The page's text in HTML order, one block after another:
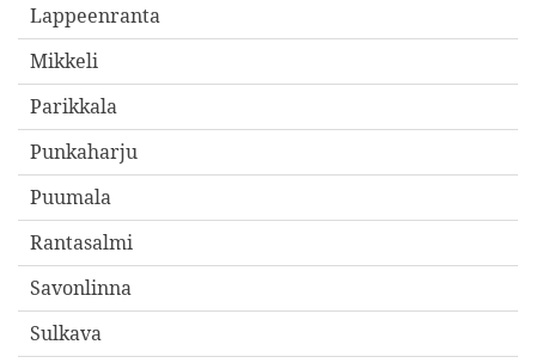
Lappeenranta
Mikkeli
Parikkala
Punkaharju
Puumala
Rantasalmi
Savonlinna
Sulkava